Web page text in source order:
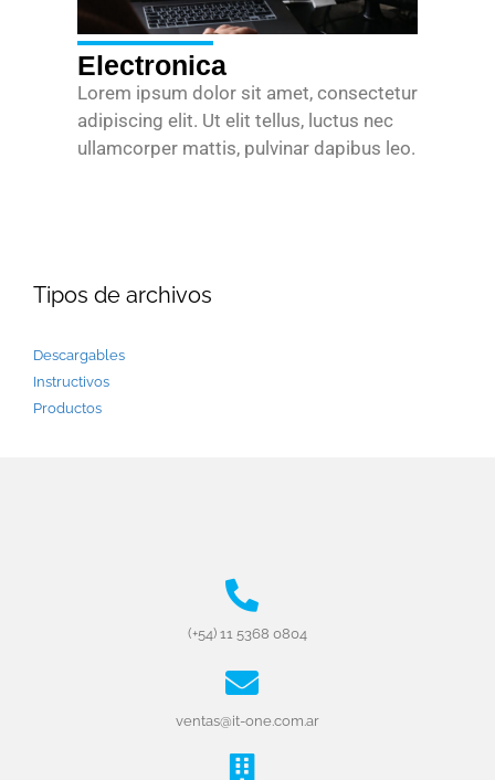
Electronica
Lorem ipsum dolor sit amet, consectetur
adipiscing elit. Ut elit tellus, luctus nec
ullamcorper mattis, pulvinar dapibus leo.
Tipos de archivos
Descargables
Instructivos
Productos
(+54) 11 5368 0804
ventas@it-one.com.ar